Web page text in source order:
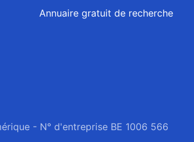
Annuaire gratuit de recherche
- N° d'entreprise BE 1006 566